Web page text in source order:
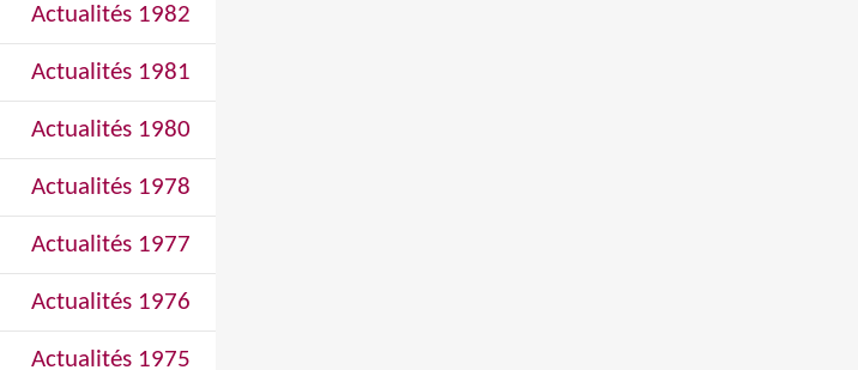
Actualités 1982
Actualités 1981
Actualités 1980
Actualités 1978
Actualités 1977
Actualités 1976
Actualités 1975